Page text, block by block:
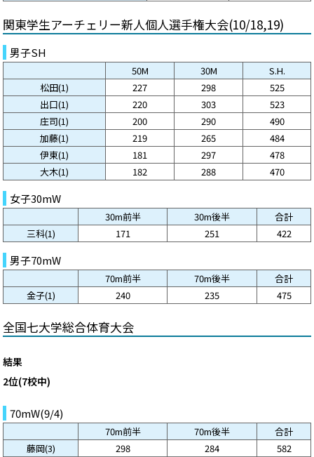
関東学生アーチェリー新人個人選手権大会(10/18,19)
男子SH
50M 30M
S.H.
松田(1)
227 298
525
出口(1)
220 303
523
庄司(1)
200 290
490
加藤(1)
219 265
484
伊東(1)
181 297
478
大木(1)
182 288 470
女子30mW
30m前半 30m後半
合計
三科(1)
171 251 422
男子70mW
70m前半 70m後半
合計
金子(1)
240 235 475
全国七大学総合体育大会
結果
2位(7校中)
70mW(9/4)
70m前半 70m後半
合計
藤岡(3)
298 284
582